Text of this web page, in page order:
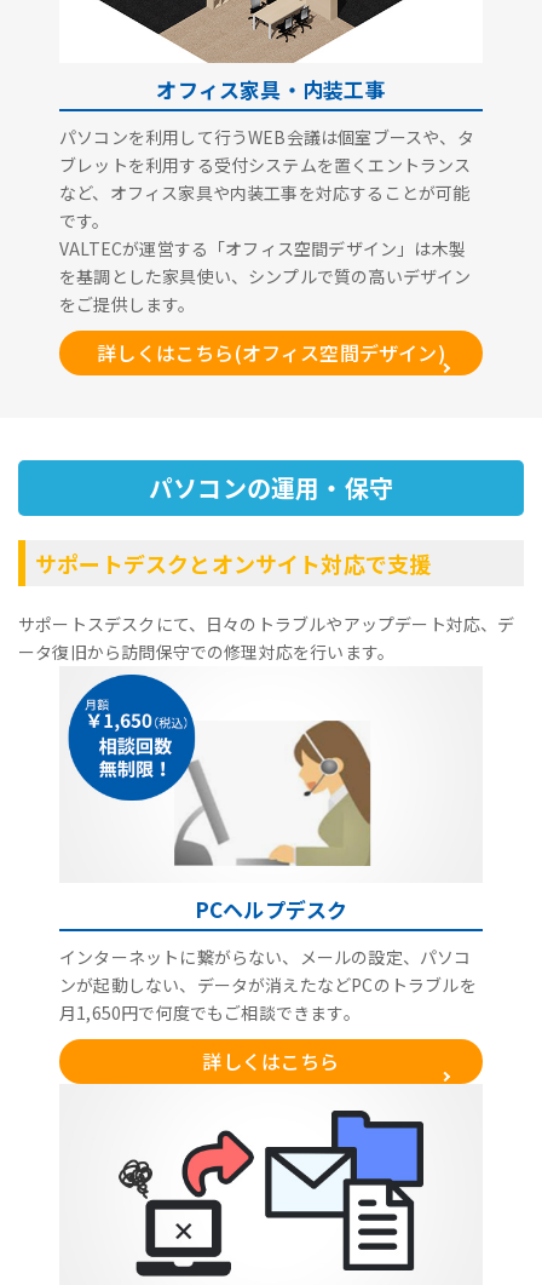
オフィス家具・内装工事
パソコンを利用して行うWEB会議は個室ブースや、タ
ブレットを利用する受付システムを置くエントランス
など、オフィス家具や内装工事を対応することが可能
です。
VALTECが運営する「オフィス空間デザイン」は木製
を基調とした家具使い、シンプルで質の高いデザイン
をご提供します。
詳しくはこちら(オフィス空間デザイン)
パソコンの運用・保守
サポートデスクとオンサイト対応で支援
サポートスデスクにて、日々のトラブルやアップデート対応、デ
ータ復旧から訪問保守での修理対応を行います。
PCヘルプデスク
インターネットに繋がらない、メールの設定、パソコ
ンが起動しない、データが消えたなどPCのトラブルを
月1,650円で何度でもご相談できます。
詳しくはこちら